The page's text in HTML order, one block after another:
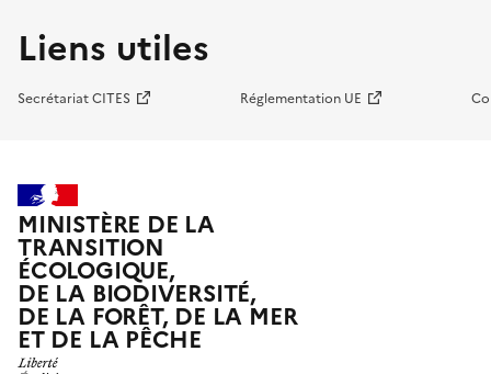
Liens utiles
Secrétariat CITES Réglementation UE
MINISTÈRE DE LA
TRANSITION
ÉCOLOGIQUE,
DE LA BIODIVERSITÉ,
DE LA FORÊT, DE LA MER
ET DE LA PÊCHE